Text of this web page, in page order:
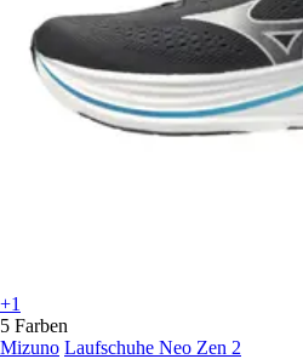
+1
5 Farben
Mizuno Laufschuhe Neo Zen 2